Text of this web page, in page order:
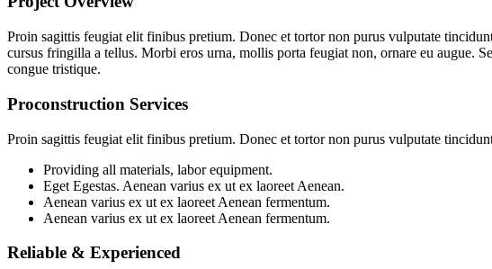
Proin sagittis feugiat elit finibus pretium. Donec et tortor non purus vulputate
cursus fringilla a tellus. Morbi eros urna, mollis porta feugiat non, ornare eu augue.
congue tristique.
Proconstruction Services
Proin sagittis feugiat elit finibus pretium. Donec et tortor non purus vulputate
Providing all materials, labor equipment.
Eget Egestas. Aenean varius ex ut ex laoreet Aenean.
Aenean varius ex ut ex laoreet Aenean fermentum.
Aenean varius ex ut ex laoreet Aenean fermentum.
Reliable & Experienced